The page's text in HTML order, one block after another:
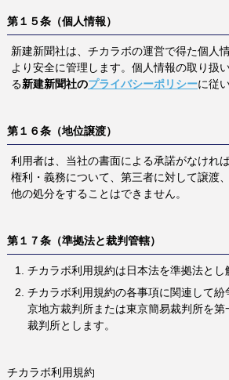
第１５条（個人情報）
新建新聞社は、チカラボの運営で得た個人
より安全に管理します。個人情報の取り扱
る新建新聞社のプライバシーポリシーに従
第１６条（地位譲渡）
利用者は、当社の書面による承諾がなけれ
権利・義務について、第三者に対して譲渡
他の処分をすることはできません。
第１７条（準拠法と裁判管轄）
チカラボ利用規約は日本法を準拠法とし
チカラボ利用規約の各事項に関連して
京地方裁判所または東京簡易裁判所を
裁判所とします。
チカラボ利用規約